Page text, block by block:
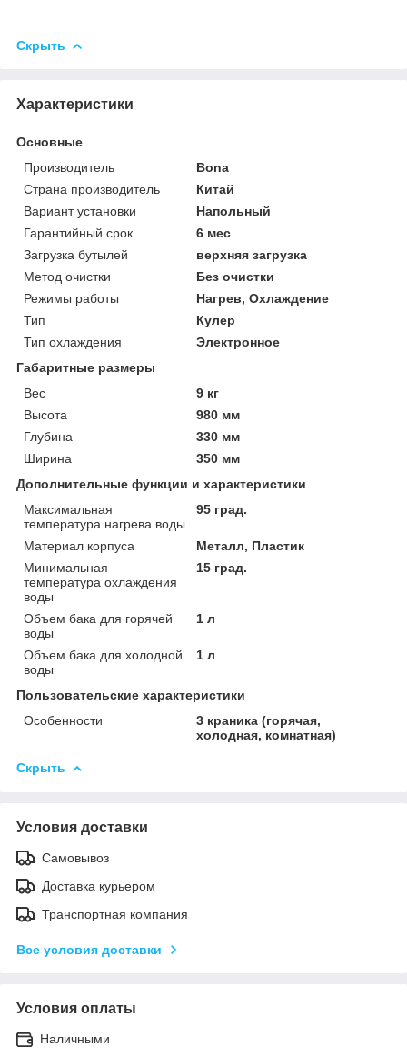
Скрыть
Характеристики
Основные
Производитель
Bona
Страна производитель
Китай
Вариант установки
Напольный
Гарантийный срок
6 мес
Загрузка бутылей
верхняя загрузка
Метод очистки
Без очистки
Режимы работы
Нагрев, Охлаждение
Тип
Кулер
Тип охлаждения
Электронное
Габаритные размеры
Вес
9 кг
Высота
980 мм
Глубина
330 мм
Ширина
350 мм
Дополнительные функции и характеристики
Максимальная
температура нагрева воды
95 град.
Материал корпуса
Металл, Пластик
Минимальная
температура охлаждения
воды
15 град.
Объем бака для горячей
воды
1 л
Объем бака для холодной
воды
1 л
Пользовательские характеристики
Особенности
3 краника (горячая,
холодная, комнатная)
Скрыть
Условия доставки
Самовывоз
Доставка курьером
Транспортная компания
Все условия доставки
Условия оплаты
Наличными